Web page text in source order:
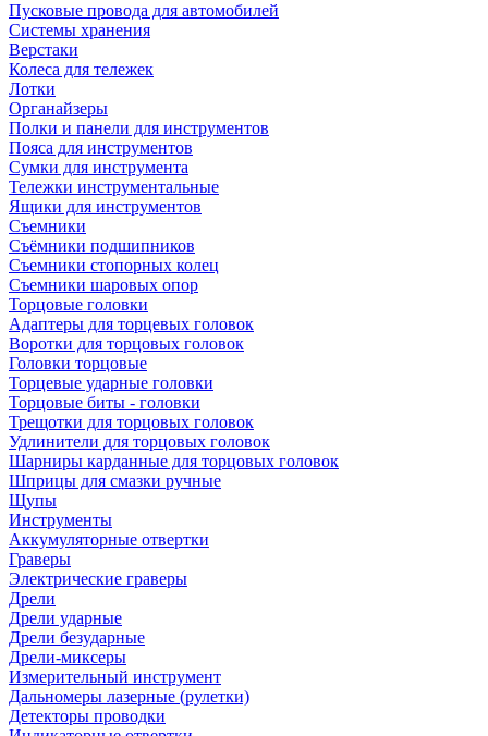
Пусковые провода для автомобилей
Системы хранения
Верстаки
Колеса для тележек
Лотки
Органайзеры
Полки и панели для инструментов
Пояса для инструментов
Сумки для инструмента
Тележки инструментальные
Ящики для инструментов
Съемники
Съёмники подшипников
Съемники стопорных колец
Съемники шаровых опор
Торцовые головки
Адаптеры для торцевых головок
Воротки для торцовых головок
Головки торцовые
Торцевые ударные головки
Торцовые биты - головки
Трещотки для торцовых головок
Удлинители для торцовых головок
Шарниры карданные для торцовых головок
Шприцы для смазки ручные
Щупы
Инструменты
Аккумуляторные отвертки
Граверы
Электрические граверы
Дрели
Дрели ударные
Дрели безударные
Дрели-миксеры
Измерительный инструмент
Дальномеры лазерные (рулетки)
Детекторы проводки